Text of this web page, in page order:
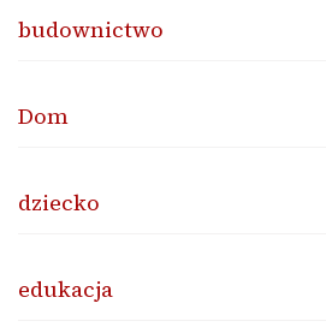
budownictwo
Dom
dziecko
edukacja